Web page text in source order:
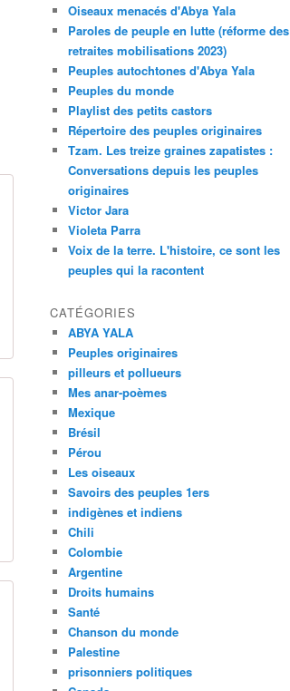
Oiseaux menacés d'Abya Yala
Paroles de peuple en lutte (réforme des
retraites mobilisations 2023)
Peuples autochtones d'Abya Yala
Peuples du monde
Playlist des petits castors
Répertoire des peuples originaires
Tzam. Les treize graines zapatistes :
Conversations depuis les peuples
originaires
Victor Jara
Violeta Parra
Voix de la terre. L'histoire, ce sont les
peuples qui la racontent
CATÉGORIES
ABYA YALA
Peuples originaires
pilleurs et pollueurs
Mes anar-poèmes
Mexique
Brésil
Pérou
Les oiseaux
Savoirs des peuples 1ers
indigènes et indiens
Chili
Colombie
Argentine
Droits humains
Santé
Chanson du monde
Palestine
prisonniers politiques